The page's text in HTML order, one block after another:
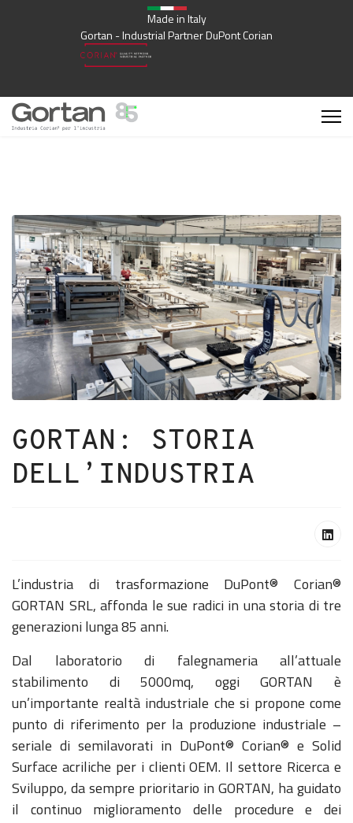
Made in Italy
Gortan - Industrial Partner DuPont Corian
GORTAN: STORIA
DELL’INDUSTRIA
L’industria di trasformazione DuPont® Corian®
GORTAN SRL, affonda le sue radici in una storia di tre
generazioni lunga 85 anni.
Dal laboratorio di falegnameria all’attuale
stabilimento di 5000mq, oggi GORTAN è
un’importante realtà industriale che si propone come
punto di riferimento per la produzione industriale –
seriale di semilavorati in DuPont® Corian® e Solid
Surface acriliche per i clienti OEM. Il settore Ricerca e
Sviluppo, da sempre prioritario in GORTAN, ha guidato
il continuo miglioramento delle procedure e dei